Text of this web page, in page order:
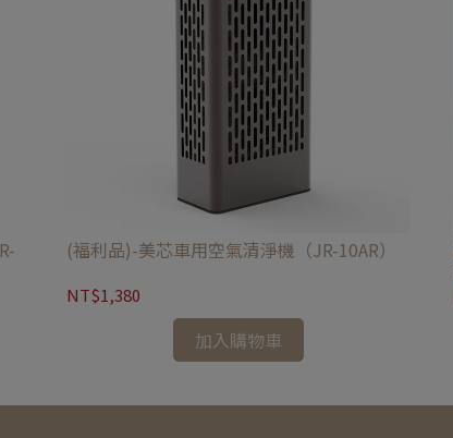
(福利品)-美芯車用空氣清淨機（JR-10AR）
NT$1,380
加入購物車